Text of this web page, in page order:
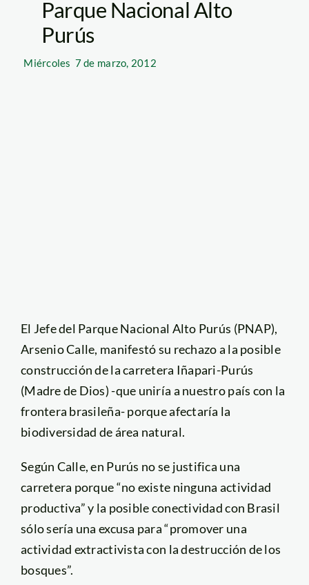
Parque Nacional Alto
Purús
Miércoles 7 de marzo, 2012
El Jefe del Parque Nacional Alto Purús (PNAP),
Arsenio Calle, manifestó su rechazo a la posible
construcción de la carretera Iñapari-Purús
(Madre de Dios) -que uniría a nuestro país con la
frontera brasileña- porque afectaría la
biodiversidad de área natural.
Según Calle, en Purús no se justifica una
carretera porque “no existe ninguna actividad
productiva” y la posible conectividad con Brasil
sólo sería una excusa para “promover una
actividad extractivista con la destrucción de los
bosques”.